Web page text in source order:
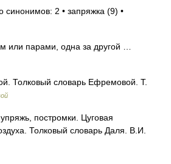
синонимов: 2 • запряжка (9) •
или парами, одна за другой …
Толковый словарь Ефремовой. Т.
постромки. Цуговая
Толковый словарь Даля. В.И.